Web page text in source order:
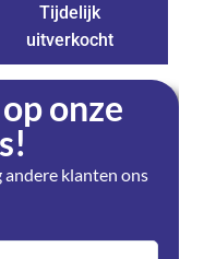
Tijdelijk
uitverkocht
onze
klanten ons